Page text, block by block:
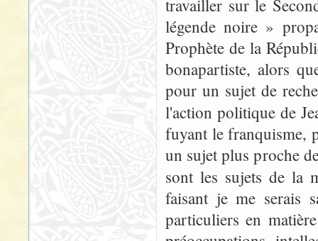
travailler sur le
légende noire »
Prophète de la
bonapartiste, alors
pour un sujet de
l'action politique de
fuyant le franquisme,
un sujet plus proche
sont les sujets de la
faisant je me serais
particuliers en